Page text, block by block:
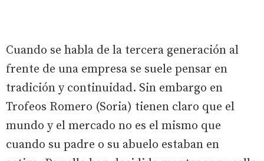
Cuando se habla de la tercera generación al
frente de una empresa se suele pensar en
tradición y continuidad. Sin embargo en
Trofeos Romero (Soria) tienen claro que el
mundo y el mercado no es el mismo que
cuando su padre o su abuelo estaban en